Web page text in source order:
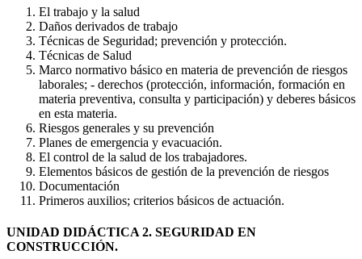
El trabajo y la salud
Daños derivados de trabajo
Técnicas de Seguridad; prevención y protección.
Técnicas de Salud
Marco normativo básico en materia de prevención de riesgos
laborales; - derechos (protección, información, formación en
materia preventiva, consulta y participación) y deberes básicos
en esta materia.
Riesgos generales y su prevención
Planes de emergencia y evacuación.
El control de la salud de los trabajadores.
Elementos básicos de gestión de la prevención de riesgos
Documentación
Primeros auxilios; criterios básicos de actuación.
UNIDAD DIDÁCTICA 2. SEGURIDAD EN
CONSTRUCCIÓN.